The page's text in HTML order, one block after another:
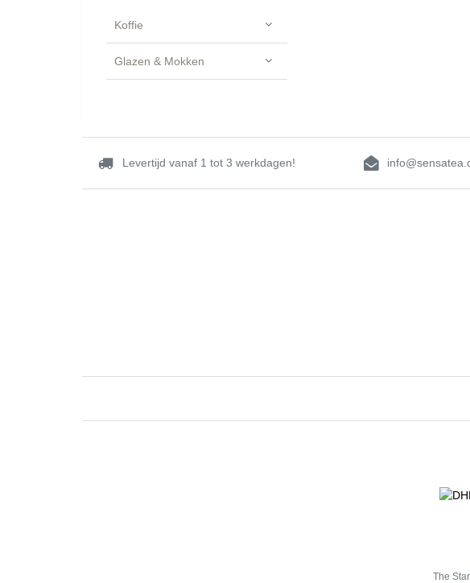
Koffie
Glazen & Mokken
Levertijd vanaf 1 tot 3 werkdagen!
The